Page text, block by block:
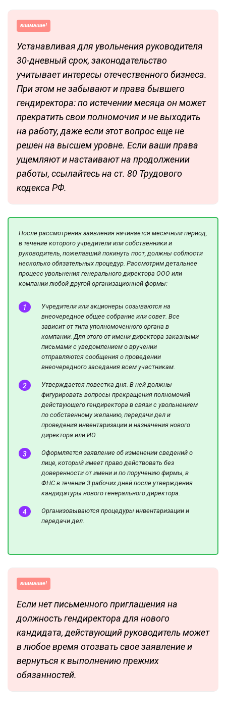
внимание!
Устанавливая для увольнения руководителя
30-дневный срок, законодательство
учитывает интересы отечественного бизнеса.
При этом не забывают и права бывшего
гендиректора: по истечении месяца он может
прекратить свои полномочия и не выходить
на работу, даже если этот вопрос еще не
решен на высшем уровне. Если ваши права
ущемляют и настаивают на продолжении
работы, ссылайтесь на ст. 80 Трудового
кодекса РФ.
После рассмотрения заявления начинается месячный период,
в течение которого учредители или собственники и
руководитель, пожелавший покинуть пост, должны соблюсти
несколько обязательных процедур. Рассмотрим детальнее
процесс увольнения генерального директора ООО или
компании любой другой организационной формы:
Учредители или акционеры созываются на
внеочередное общее собрание или совет. Все
зависит от типа уполномоченного органа в
компании. Для этого от имени директора заказными
письмами с уведомлением о вручении
отправляются сообщения о проведении
внеочередного заседания всем участникам.
Утверждается повестка дня. В ней должны
фигурировать вопросы прекращения полномочий
действующего гендиректора в связи с увольнением
по собственному желанию, передачи дел и
проведения инвентаризации и назначения нового
директора или ИО.
Оформляется заявление об изменении сведений о
лице, который имеет право действовать без
доверенности от имени и по поручению фирмы, в
ФНС в течение 3 рабочих дней после утверждения
кандидатуры нового генерального директора.
Организовываются процедуры инвентаризации и
передачи дел.
внимание!
Если нет письменного приглашения на
должность гендиректора для нового
кандидата, действующий руководитель может
в любое время отозвать свое заявление и
вернуться к выполнению прежних
обязанностей.